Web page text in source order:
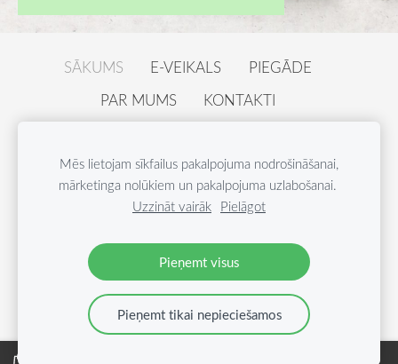
SĀKUMS E-VEIKALS
PIEGĀDE
PAR MUMS
KONTAKTI
PAZINOJUMS PAR ATSAUKUMU
SĪKDATNES
© Nordcrunch SIA • Epasts:
shop@nordcrunch.com•Tel. +371 26 54 40 44
Mēs lietojam sīkfailus pakalpojuma nodrošināšanai,
mārketinga nolūkiem un pakalpojuma uzlabošanai.
Uzzināt vairāk Pielāgot
Pieņemt visus
Pieņemt tikai nepieciešamos